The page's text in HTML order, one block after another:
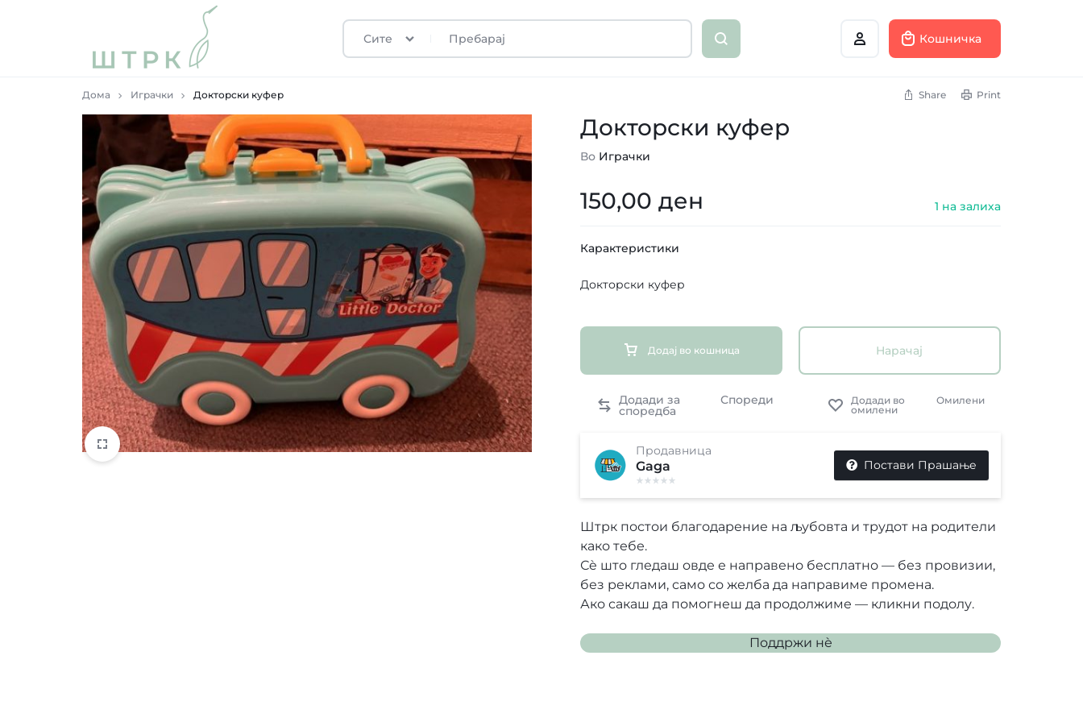
ШТРК
ПРОДАВНИЦА
Сите Кошничка
Дома Играчки Докторски куфер Share Print
Докторски куфер
Во Играчки
150,00ден 1 на залиха
Карактеристики
Докторски куфер
Додај во кошница Нарачај
Спореди Омилени
Продавница
Gaga Постави Прашање
Штрк постои благодарение на љубовта и трудот на родители
како тебе.
Сè што гледаш овде е направено бесплатно — без провизии,
без реклами, само со желба да направиме промена.
Ако сакаш да помогнеш да продолжиме — кликни подолу.
Поддржи нѐ